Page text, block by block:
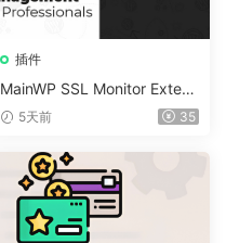
插件
MainWP SSL Monitor Extens
ion v5.2
5天前 35